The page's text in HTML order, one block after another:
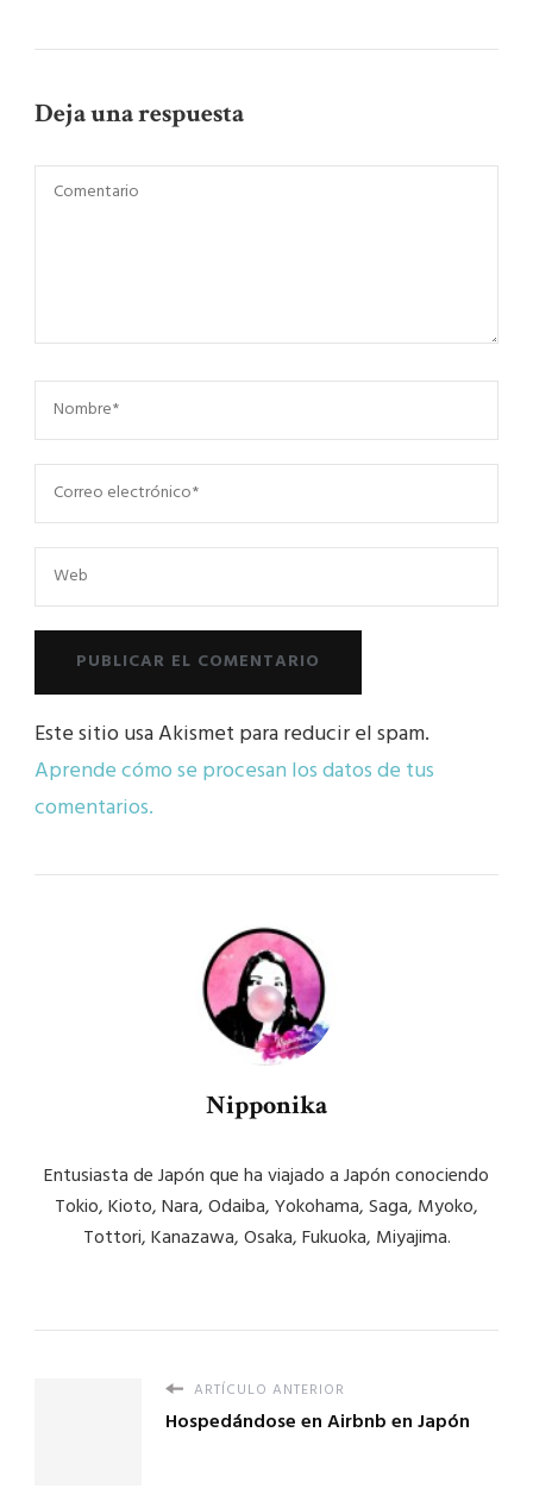
Deja una respuesta
Este sitio usa Akismet para reducir el spam.
Aprende cómo se procesan los datos de tus
comentarios.
Nipponika
Entusiasta de Japón que ha viajado a Japón conociendo
Tokio, Kioto, Nara, Odaiba, Yokohama, Saga, Myoko,
Tottori, Kanazawa, Osaka, Fukuoka, Miyajima.
ARTÍCULO ANTERIOR
Hospedándose en Airbnb en Japón